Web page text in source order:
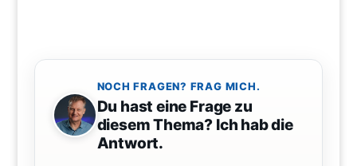
NOCH FRAGEN? FRAG MICH.
Du hast eine Frage zu
diesem Thema? Ich hab die
Antwort.